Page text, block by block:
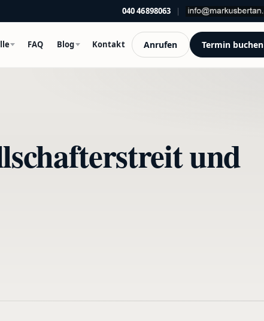
040 46898063 |
FAQ Blog Kontakt Anrufen Termin buchen
und